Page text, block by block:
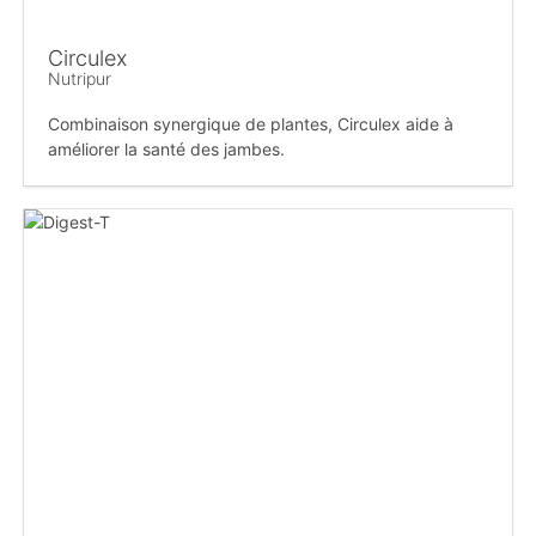
Circulex
Nutripur
Combinaison synergique de plantes, Circulex aide à
améliorer la santé des jambes.